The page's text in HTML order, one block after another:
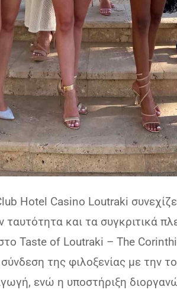
Hotel Casino Loutraki
ταυτότητα και τα συγκριτικά
Taste of Loutraki – The
της φιλοξενίας με την
ενώ η υποστήριξη